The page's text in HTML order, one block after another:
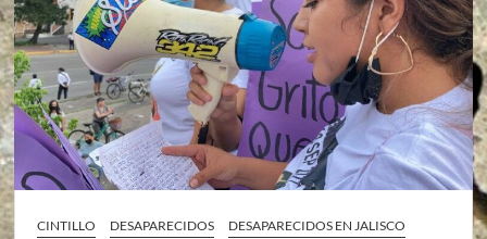
CINTILLO DESAPARECIDOS
DESAPARECIDOS EN JALISCO